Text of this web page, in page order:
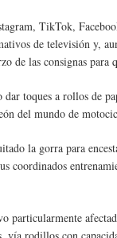
TikTok,
de televisión y,
de las consignas para
toques a rollos de
del mundo de
la gorra para
coordinados
particularmente